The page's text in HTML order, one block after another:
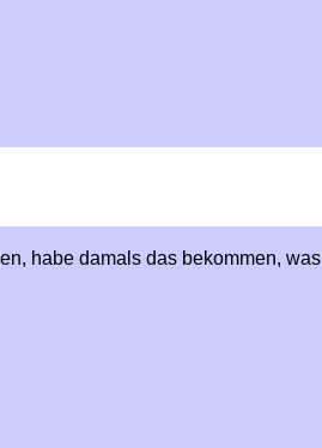
habe damals das bekommen, was